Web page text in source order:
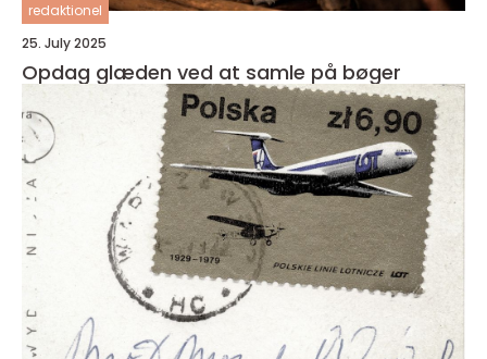
redaktionel
25. July 2025
Opdag glæden ved at samle på bøger